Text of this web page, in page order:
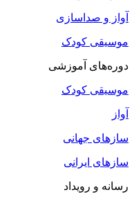
آواز و صداسازی
موسیقی کودک
دوره‌های آموزشی
موسیقی کودک
آواز
سازهای جهانی
سازهای ایرانی
رسانه و رویداد